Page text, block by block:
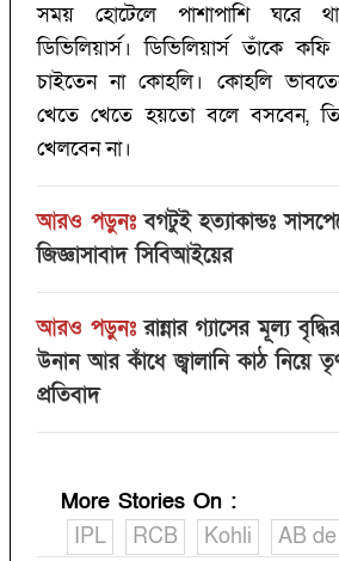
সময় হোটেলে পাশাপাশি ঘরে
ডিভিলিয়ার্স। ডিভিলিয়ার্স তাঁকে
চাইতেন না কোহলি। কোহলি
খেতে খেতে হয়তো বলে বসবেন,
খেলবেন না।
আরও পড়ুনঃ বগটুই হত্যাকান্ডঃ
জিজ্ঞাসাবাদ সিবিআইয়ের
আরও পড়ুনঃ রান্নার গ্যাসের মূল্য
উনান আর কাঁধে জ্বালানি কাঠ নিয়ে
প্রতিবাদ
More Stories On :
IPL
RCB Kohli AB